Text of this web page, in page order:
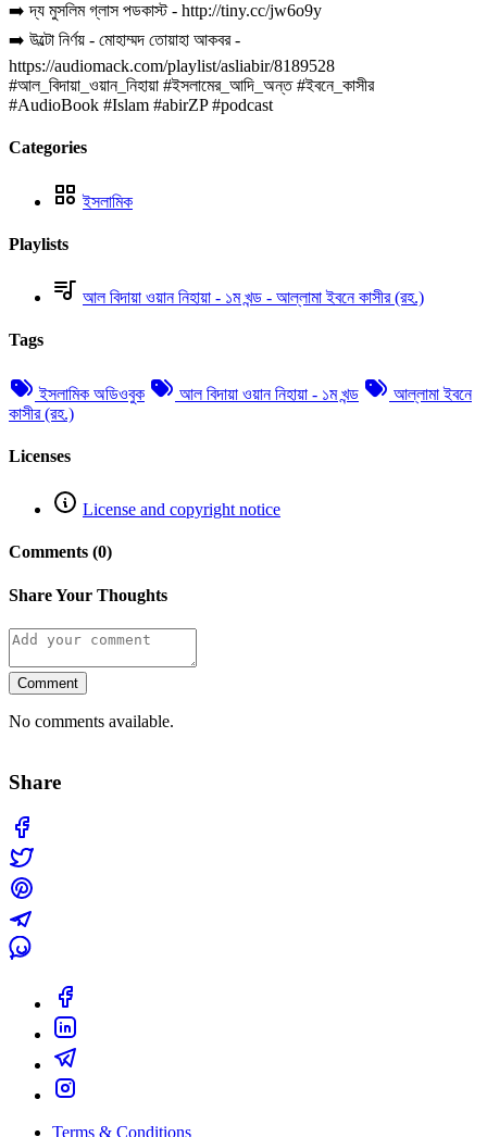
➡️ দ্য মুসলিম গ্লাস পডকাস্ট - http://tiny.cc/jw6o9y
➡️ উল্টো নির্ণয় - মোহাম্মদ তোয়াহা আকবর -
https://audiomack.com/playlist/asliabir/8189528
#আল_বিদায়া_ওয়ান_নিহায়া #ইসলামের_আদি_অন্ত #ইবনে_কাসীর
#AudioBook #Islam #abirZP #podcast
Categories
ইসলামিক
Playlists
আল বিদায়া ওয়ান নিহায়া - ১ম খন্ড - আল্লামা ইবনে কাসীর (রহ.)
Tags
ইসলামিক অডিওবুক আল বিদায়া ওয়ান নিহায়া - ১ম খন্ড
আল্লামা ইবনে
কাসীর (রহ.)
Licenses
License and copyright notice
Comments (0)
Share Your Thoughts
Comment
No comments available.
Share
Terms & Conditions